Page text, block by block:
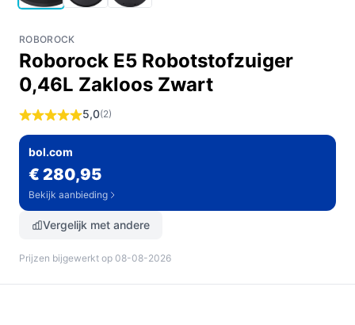
ROBOROCK
Roborock E5 Robotstofzuiger
0,46L Zakloos Zwart
5,0(2)
bol.com
€ 280,95
Bekijk aanbieding
Vergelijk met andere
Prijzen bijgewerkt op 08-08-2026